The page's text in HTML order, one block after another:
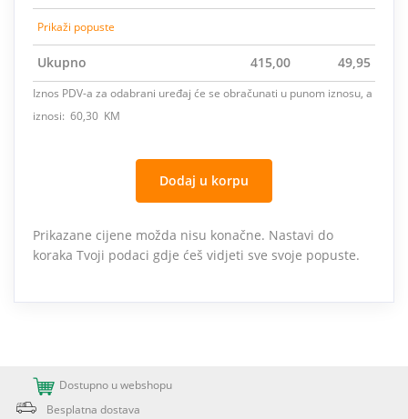
Prikaži popuste
Ukupno 415,00 49,95
Iznos PDV-a za odabrani uređaj će se obračunati u punom iznosu, a
iznosi: 60,30 KM
Dodaj u korpu
Prikazane cijene možda nisu konačne. Nastavi do
koraka Tvoji podaci gdje ćeš vidjeti sve svoje popuste.
Dostupno u webshopu
Besplatna dostava